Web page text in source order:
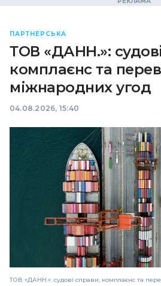
ПАРТНЕРСЬКА
ТОВ «ДАНН.»:
комплаєнс та
міжнародних угод
04.08.2026, 15:40
ТОВ «ДАНН.»: судові справи, комплаєнс та